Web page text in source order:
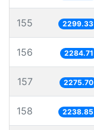
155 2299.33
156 2284.71
157 2275.70
158 2238.85